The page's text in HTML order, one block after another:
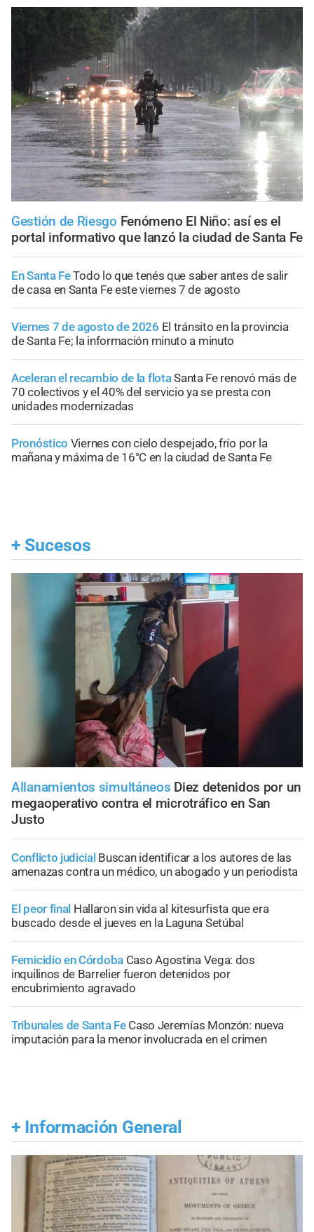
Gestión de Riesgo Fenómeno El Niño: así es el
portal informativo que lanzó la ciudad de Santa Fe
En Santa FeTodo lo que tenés que saber antes de salir
de casa en Santa Fe este viernes 7 de agosto
Viernes 7 de agosto de 2026 El tránsito en la provincia
de Santa Fe; la información minuto a minuto
Aceleran el recambio de la flotaSanta Fe renovó más de
70 colectivos y el 40% del servicio ya se presta con
unidades modernizadas
Pronóstico Viernes con cielo despejado, frío por la
mañana y máxima de 16°C en la ciudad de Santa Fe
+ Sucesos
Allanamientos simultáneos Diez detenidos por un
megaoperativo contra el microtráfico en San
Justo
Conflicto judicial Buscan identificar a los autores de las
amenazas contra un médico, un abogado y un periodista
El peor final Hallaron sin vida al kitesurfista que era
buscado desde el jueves en la Laguna Setúbal
Femicidio en Córdoba Caso Agostina Vega: dos
inquilinos de Barrelier fueron detenidos por
encubrimiento agravado
Tribunales de Santa Fe Caso Jeremías Monzón: nueva
imputación para la menor involucrada en el crimen
+ Información General